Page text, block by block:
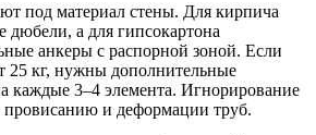
под материал стены. Для кирпича
дюбели, а для гипсокартона
анкеры с распорной зоной. Если
25 кг, нужны дополнительные
каждые 3–4 элемента. Игнорирование
провисанию и деформации труб.